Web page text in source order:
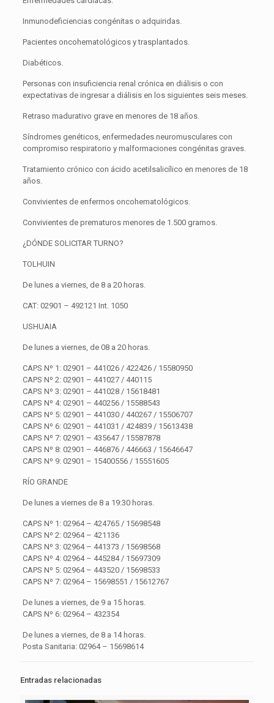
Inmunodeficiencias congénitas o adquiridas.
Pacientes oncohematológicos y trasplantados.
Diabéticos.
Personas con insuficiencia renal crónica en diálisis o con
expectativas de ingresar a diálisis en los siguientes seis meses.
Retraso madurativo grave en menores de 18 años.
Síndromes genéticos, enfermedades neuromusculares con
compromiso respiratorio y malformaciones congénitas graves.
Tratamiento crónico con ácido acetilsalicílico en menores de 18
años.
Convivientes de enfermos oncohematológicos.
Convivientes de prematuros menores de 1.500 gramos.
¿DÓNDE SOLICITAR TURNO?
TOLHUIN
De lunes a viernes, de 8 a 20 horas.
CAT: 02901 – 492121 Int. 1050
USHUAIA
De lunes a viernes, de 08 a 20 horas.
CAPS Nº 1: 02901 – 441026 / 422426 / 15580950
CAPS Nº 2: 02901 – 441027 / 440115
CAPS Nº 3: 02901 – 441028 / 15618481
CAPS Nº 4: 02901 – 440256 / 15588543
CAPS Nº 5: 02901 – 441030 / 440267 / 15506707
CAPS Nº 6: 02901 – 441031 / 424839 / 15613438
CAPS Nº 7: 02901 – 435647 / 15587878
CAPS Nº 8: 02901 – 446876 / 446663 / 15646647
CAPS Nº 9: 02901 – 15400556 / 15551605
RÍO GRANDE
De lunes a viernes de 8 a 19:30 horas.
CAPS Nº 1: 02964 – 424765 / 15698548
CAPS Nº 2: 02964 – 421136
CAPS Nº 3: 02964 – 441373 / 15698568
CAPS Nº 4: 02964 – 445284 / 15697309
CAPS Nº 5: 02964 – 443520 / 15698533
CAPS Nº 7: 02964 – 15698551 / 15612767
De lunes a viernes, de 9 a 15 horas.
CAPS Nº 6: 02964 – 432354
De lunes a viernes, de 8 a 14 horas.
Posta Sanitaria: 02964 – 15698614
Entradas relacionadas